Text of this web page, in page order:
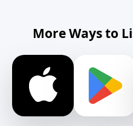
More Ways to